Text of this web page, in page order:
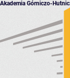
Akademia Górniczo-